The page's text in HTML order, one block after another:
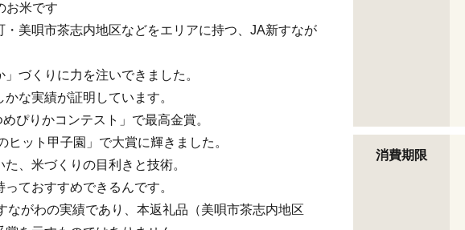
お米です
・美唄市茶志内地区などをエリアに持つ、JA新すなが
づくりに力を注いできました。
な実績が証明しています。
ぴりかコンテスト」で最高金賞。
ヒット甲子園」で大賞に輝きました。
、米づくりの目利きと技術。
ておすすめできるんです。
ながわの実績であり、本返礼品（美唄市茶志内地区
消費期限